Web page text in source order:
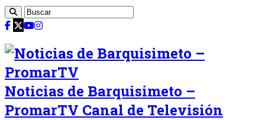
Noticias de Barquisimeto –
PromarTV Canal de Televisión